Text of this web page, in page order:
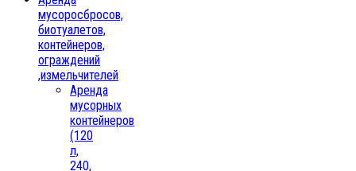
мусоросбросов,
биотуалетов,
контейнеров,
ограждений
,измельчителей
Аренда
мусорных
контейнеров
(120
л,
240,